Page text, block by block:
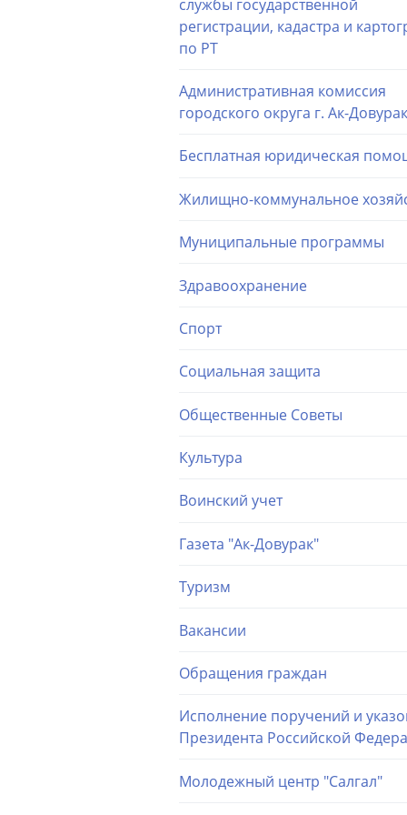
службы государственной
регистрации, кадастра и
по РТ
Административная комиссия
городского округа г. Ак-Довурак
Бесплатная юридическая
Жилищно-коммунальное
Муниципальные программы
Здравоохранение
Спорт
Социальная защита
Общественные Советы
Культура
Воинский учет
Газета "Ак-Довурак"
Туризм
Вакансии
Обращения граждан
Исполнение поручений и
Президента Российской
Молодежный центр "Салгал"